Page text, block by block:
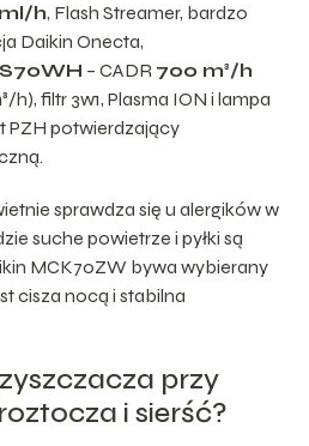
h, Flash Streamer, bardzo
Daikin Onecta,
– CADR 700 m³/h
h), filtr 3w1, Plasma ION i lampa
PZH potwierdzający
sprawdza się u alergików w
suche powietrze i pyłki są
MCK70ZW bywa wybierany
cisza nocą i stabilna
przy
i sierść?